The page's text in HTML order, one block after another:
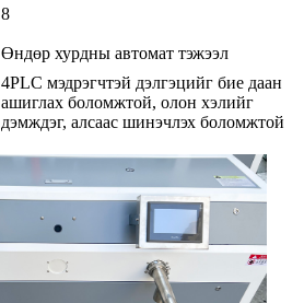
8
Өндөр хурдны автомат тэжээл
4PLC мэдрэгчтэй дэлгэцийг бие даан
ашиглах боломжтой, олон хэлийг
дэмждэг, алсаас шинэчлэх боломжтой